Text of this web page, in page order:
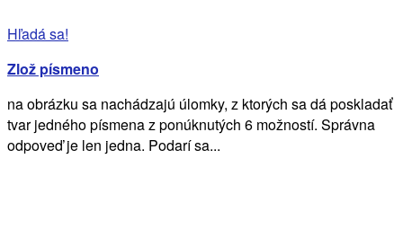
Hľadá sa!
Zlož písmeno
na obrázku sa nachádzajú úlomky, z ktorých sa dá poskladať
tvar jedného písmena z ponúknutých 6 možností. Správna
odpoveď je len jedna. Podarí sa...